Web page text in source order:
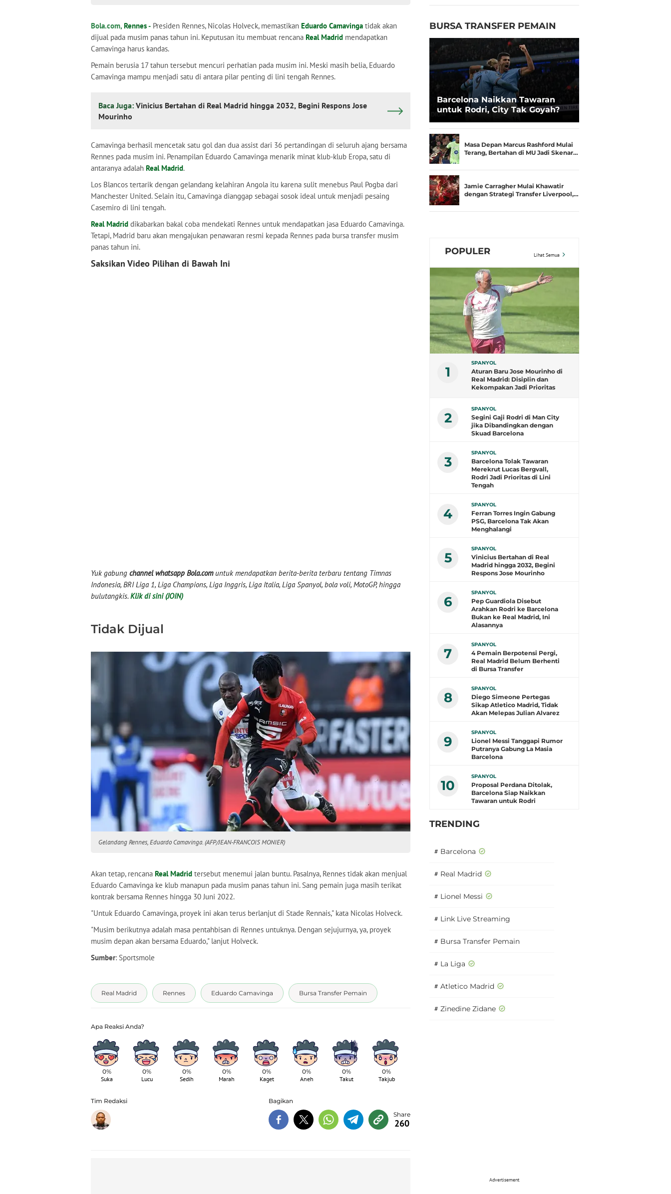
Bola.com, Rennes- Presiden Rennes, Nicolas Holveck, memastikan Eduardo Camavinga tidak akan
dijual pada musim panas tahun ini. Keputusan itu membuat rencana Real Madrid mendapatkan
Camavinga harus kandas.
Pemain berusia 17 tahun tersebut mencuri perhatian pada musim ini. Meski masih belia, Eduardo
Camavinga mampu menjadi satu di antara pilar penting di lini tengah Rennes.
Baca Juga: Vinicius Bertahan di Real Madrid hingga 2032, Begini Respons Jose
Mourinho
Camavinga berhasil mencetak satu gol dan dua assist dari 36 pertandingan di seluruh ajang bersama
Rennes pada musim ini. Penampilan Eduardo Camavinga menarik minat klub-klub Eropa, satu di
antaranya adalah Real Madrid.
Los Blancos tertarik dengan gelandang kelahiran Angola itu karena sulit menebus Paul Pogba dari
Manchester United. Selain itu, Camavinga dianggap sebagai sosok ideal untuk menjadi pesaing
Casemiro di lini tengah.
Real Madrid dikabarkan bakal coba mendekati Rennes untuk mendapatkan jasa Eduardo Camavinga.
Tetapi, Madrid baru akan mengajukan penawaran resmi kepada Rennes pada bursa transfer musim
panas tahun ini.
Saksikan Video Pilihan di Bawah Ini
Yuk gabung channel whatsapp Bola.comuntuk mendapatkan berita-berita terbaru tentang Timnas
Indonesia, BRI Liga 1, Liga Champions, Liga Inggris, Liga Italia, Liga Spanyol, bola voli, MotoGP, hingga
bulutangkis. Klik di sini (JOIN)
Tidak Dijual
Gelandang Rennes, Eduardo Camavinga. (AFP/JEAN-FRANCOIS MONIER)
Akan tetap, rencana Real Madrid tersebut menemui jalan buntu. Pasalnya, Rennes tidak akan menjual
Eduardo Camavinga ke klub manapun pada musim panas tahun ini. Sang pemain juga masih terikat
kontrak bersama Rennes hingga 30 Juni 2022.
"Untuk Eduardo Camavinga, proyek ini akan terus berlanjut di Stade Rennais," kata Nicolas Holveck.
"Musim berikutnya adalah masa pentahbisan di Rennes untuknya. Dengan sejujurnya, ya, proyek
musim depan akan bersama Eduardo," lanjut Holveck.
Sumber: Sportsmole
Real Madrid Rennes Eduardo Camavinga Bursa Transfer Pemain
0%
Suka
0%
Lucu
0%
Sedih
0%
Marah
0%
Kaget
0%
Aneh
0%
Takut
0%
Takjub
Tim Redaksi Bagikan
260
BURSA TRANSFER PEMAIN
Barcelona Naikkan Tawaran
untuk Rodri, City Tak Goyah?
Masa Depan Marcus Rashford Mulai
Terang, Bertahan di MU Jadi Skenar…
Jamie Carragher Mulai Khawatir
dengan Strategi Transfer Liverpool,…
POPULER Lihat Semua
1
SPANYOL
Aturan Baru Jose Mourinho di
Real Madrid: Disiplin dan
Kekompakan Jadi Prioritas
2
SPANYOL
Segini Gaji Rodri di Man City
jika Dibandingkan dengan
Skuad Barcelona
3
SPANYOL
Barcelona Tolak Tawaran
Merekrut Lucas Bergvall,
Rodri Jadi Prioritas di Lini
Tengah
4
SPANYOL
Ferran Torres Ingin Gabung
PSG, Barcelona Tak Akan
Menghalangi
5
SPANYOL
Vinicius Bertahan di Real
Madrid hingga 2032, Begini
Respons Jose Mourinho
6
SPANYOL
Pep Guardiola Disebut
Arahkan Rodri ke Barcelona
Bukan ke Real Madrid, Ini
Alasannya
7
SPANYOL
4 Pemain Berpotensi Pergi,
Real Madrid Belum Berhenti
di Bursa Transfer
8
SPANYOL
Diego Simeone Pertegas
Sikap Atletico Madrid, Tidak
Akan Melepas Julian Alvarez
9
SPANYOL
Lionel Messi Tanggapi Rumor
Putranya Gabung La Masia
Barcelona
10
SPANYOL
Proposal Perdana Ditolak,
Barcelona Siap Naikkan
Tawaran untuk Rodri
TRENDING
# Barcelona
# Real Madrid
# Lionel Messi
# Link Live Streaming
# Bursa Transfer Pemain
# La Liga
# Atletico Madrid
# Zinedine Zidane
Advertisement